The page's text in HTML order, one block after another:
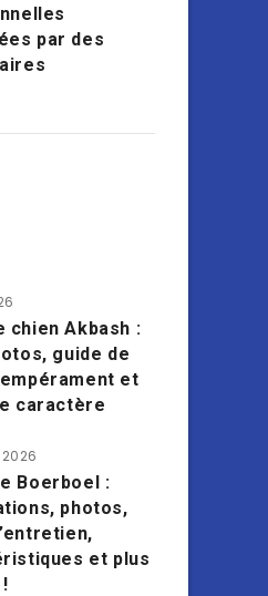
par des
chien Akbash :
guide de
et
caractère
Boerboel :
photos,
et plus